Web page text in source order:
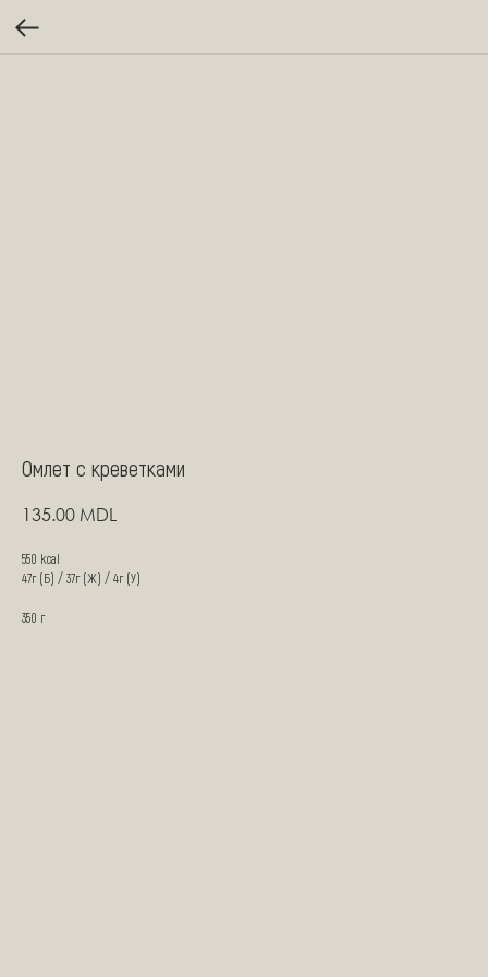
Омлет с креветками
135.00 MDL
550 kcal
47г (Б) / 37г (Ж) / 4г (У)
350 г